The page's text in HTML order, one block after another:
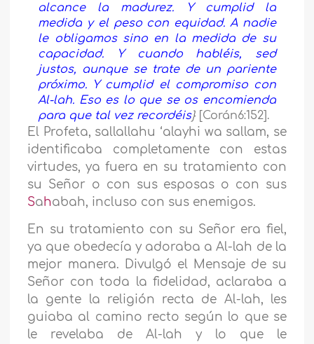
alcance la madurez. Y cumplid la
medida y el peso con equidad. A nadie
le obligamos sino en la medida de su
capacidad. Y cuando habléis, sed
justos, aunque se trate de un pariente
próximo. Y cumplid el compromiso con
Al-lah. Eso es lo que se os encomienda
para que tal vez recordéis} [Corán6:152].
El Profeta, sallallahu ‘alayhi wa sallam, se
identificaba completamente con estas
virtudes, ya fuera en su tratamiento con
su Señor o con sus esposas o con sus
Sahabah, incluso con sus enemigos.
En su tratamiento con su Señor era fiel,
ya que obedecía y adoraba a Al-lah de la
mejor manera. Divulgó el Mensaje de su
Señor con toda la fidelidad, aclaraba a
la gente la religión recta de Al-lah, les
guiaba al camino recto según lo que se
le revelaba de Al-lah y lo que le